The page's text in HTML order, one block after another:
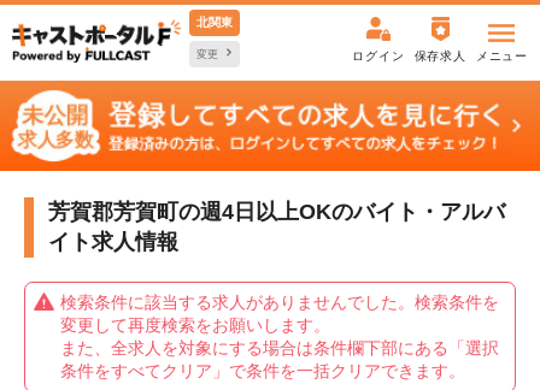
北関東
変更 ログイン 保存求人 メニュー
芳賀郡芳賀町の週4日以上OKのバイト・アルバ
イト求人情報
検索条件に該当する求人がありませんでした。検索条件を
変更して再度検索をお願いします。
また、全求人を対象にする場合は条件欄下部にある「選択
条件をすべてクリア」で条件を一括クリアできます。